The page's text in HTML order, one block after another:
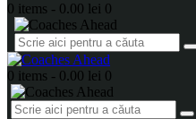
0 items - 0.00 lei 0
0 items - 0.00 lei 0